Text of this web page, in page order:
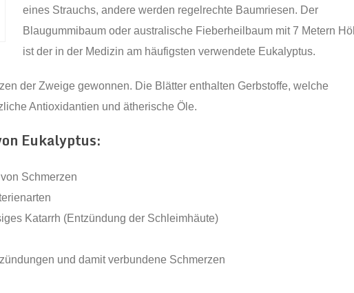
eines Strauchs, andere werden regelrechte Baumriesen. Der
Blaugummibaum oder australische Fieberheilbaum mit 7 Metern
ist der in der Medizin am häufigsten verwendete Eukalyptus.
der Zweige gewonnen. Die Blätter enthalten Gerbstoffe, welche
Antioxidantien und ätherische Öle.
Eukalyptus:
Schmerzen
Katarrh (Entzündung der Schleimhäute)
und damit verbundene Schmerzen